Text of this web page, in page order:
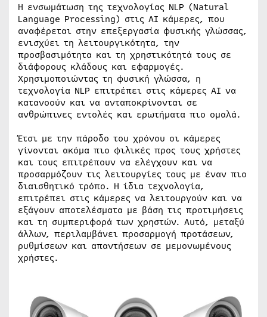
Η ενσωμάτωση της τεχνολογίας NLP (Natural
Language Processing) στις AI κάμερες, που
αναφέρεται στην επεξεργασία φυσικής γλώσσας,
ενισχύει τη λειτουργικότητα, την
προσβασιμότητα και τη χρηστικότητά τους σε
διάφορους κλάδους και εφαρμογές.
Χρησιμοποιώντας τη φυσική γλώσσα, η
τεχνολογία NLP επιτρέπει στις κάμερες AI να
κατανοούν και να ανταποκρίνονται σε
ανθρώπινες εντολές και ερωτήματα πιο ομαλά.
Έτσι με την πάροδο του χρόνου οι κάμερες
γίνονται ακόμα πιο φιλικές προς τους χρήστες
και τους επιτρέπουν να ελέγχουν και να
προσαρμόζουν τις λειτουργίες τους με έναν πιο
διαισθητικό τρόπο. Η ίδια τεχνολογία,
επιτρέπει στις κάμερες να λειτουργούν και να
εξάγουν αποτελέσματα με βάση τις προτιμήσεις
και τη συμπεριφορά των χρηστών. Αυτό, μεταξύ
άλλων, περιλαμβάνει προσαρμογή προτάσεων,
ρυθμίσεων και απαντήσεων σε μεμονωμένους
χρήστες.